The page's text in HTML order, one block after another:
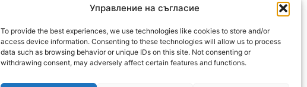
Управление на съгласие
To provide the best experiences, we use technologies like cookies to store and/or
access device information. Consenting to these technologies will allow us to process
data such as browsing behavior or unique IDs on this site. Not consenting or
withdrawing consent, may adversely affect certain features and functions.
FOLLOW US